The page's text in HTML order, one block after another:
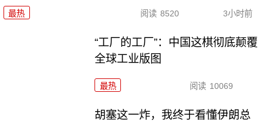
最热 阅读 8520 3小时前
“工厂的工厂”：中国这棋彻底颠覆
全球工业版图
最热 阅读 10069
胡塞这一炸，我终于看懂伊朗总